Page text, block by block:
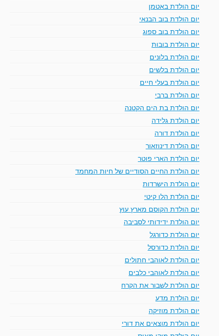
יום הולדת באטמן
יום הולדת בוב הבנאי
יום הולדת בוב ספוג
יום הולדת בובות
יום הולדת בלונים
יום הולדת בלשים
יום הולדת בעלי חיים
יום הולדת ברבי
יום הולדת בת הים הקטנה
יום הולדת גלידה
יום הולדת דורה
יום הולדת דינוזאור
יום הולדת הארי פוטר
יום הולדת החיים הסודיים של חיות המחמד
יום הולדת הישרדות
יום הולדת הלו קיטי
יום הולדת הקוסם מארץ עוץ
יום הולדת ידידותי לסביבה
יום הולדת כדורגל
יום הולדת כדורסל
יום הולדת לאוהבי חתולים
יום הולדת לאוהבי כלבים
יום הולדת לשבור את הקרח
יום הולדת מדע
יום הולדת מוזיקה
יום הולדת מוצאים את דורי